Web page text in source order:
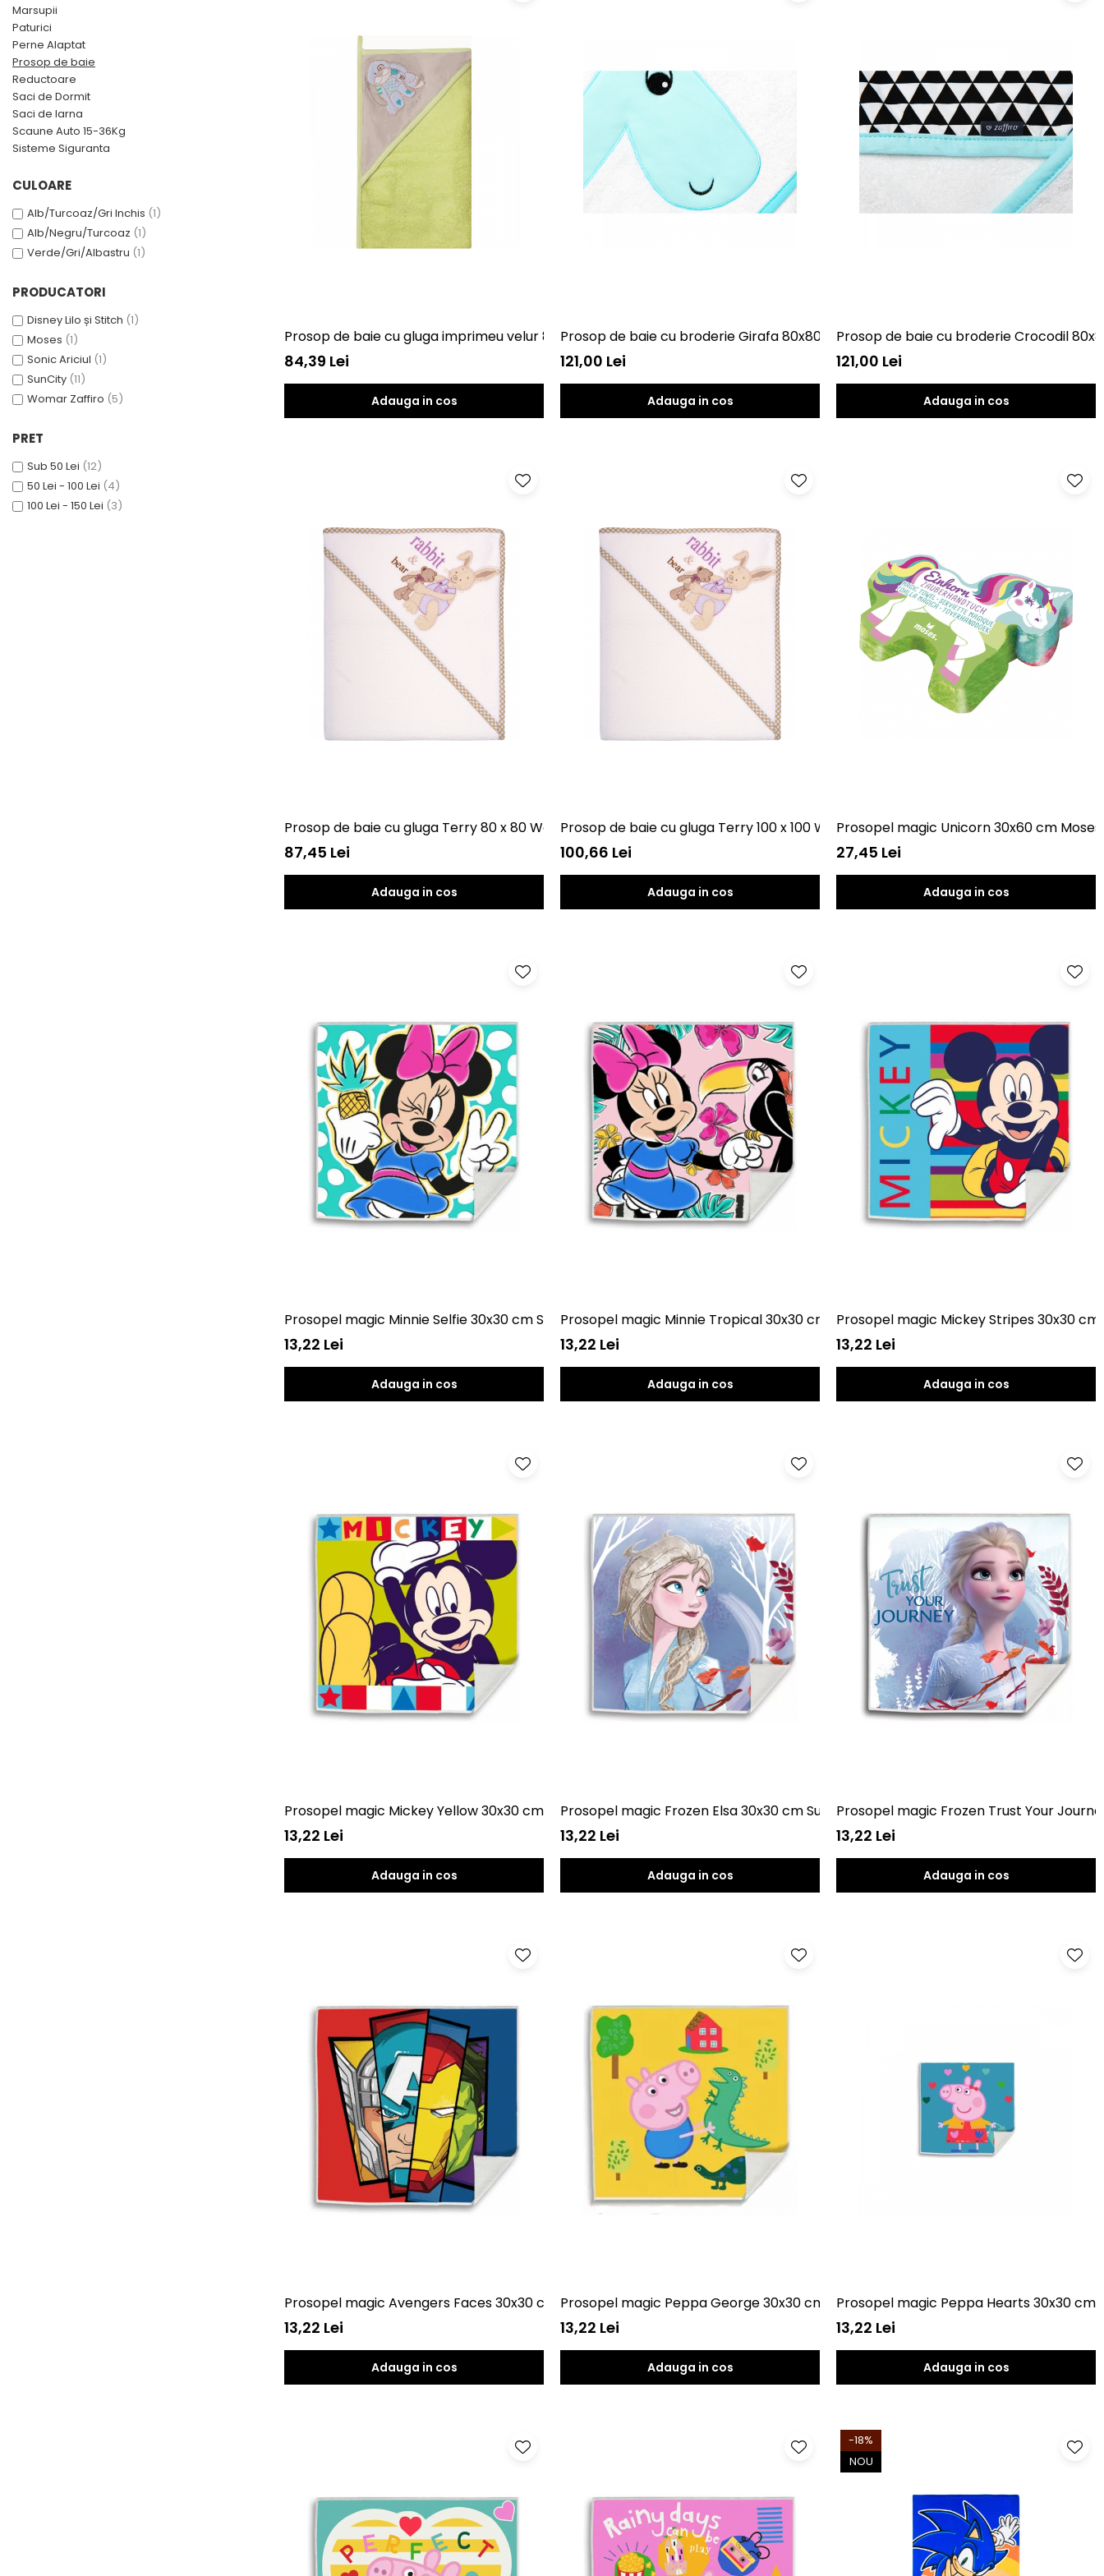
Marsupii
Paturici
Perne Alaptat
Prosop de baie
Reductoare
Saci de Dormit
Saci de Iarna
Scaune Auto 15-36Kg
Sisteme Siguranta
CULOARE
Alb/Turcoaz/Gri Inchis (1)
Alb/Negru/Turcoaz (1)
Verde/Gri/Albastru (1)
PRODUCATORI
Disney Lilo și Stitch (1)
Moses (1)
Sonic Ariciul (1)
SunCity (11)
Womar Zaffiro (5)
PRET
Sub 50 Lei (12)
50 Lei - 100 Lei (4)
100 Lei - 150 Lei (3)
Prosop de baie cu gluga imprimeu velur 80 x 80 cm Womar Zaffiro AN-OW-01
84,39 Lei
Adauga in cos
Prosop de baie cu broderie Girafa 80x80 Womar Zaffiro AN-ZG-80
121,00 Lei
Adauga in cos
Prosop de baie cu broderie Crocodil
121,00 Lei
Adauga in cos
Prosop de baie cu gluga Terry 80 x 80 Womar Zaffiro AN-TR-80
87,45 Lei
Adauga in cos
Prosop de baie cu gluga Terry 100 x 100 Womar Zaffiro AN-TR-100
100,66 Lei
Adauga in cos
Prosopel magic Unicorn 30x60 cm Moses
27,45 Lei
Adauga in cos
Prosopel magic Minnie Selfie 30x30 cm SunCity EWA21059WDA
13,22 Lei
Adauga in cos
Prosopel magic Minnie Tropical 30x30 cm SunCity EWA21059WDB
13,22 Lei
Adauga in cos
Prosopel magic Mickey Stripes 30x30 cm
13,22 Lei
Adauga in cos
Prosopel magic Mickey Yellow 30x30 cm SunCity EWA21059WDD
13,22 Lei
Adauga in cos
Prosopel magic Frozen Elsa 30x30 cm SunCity EWA21066WDA
13,22 Lei
Adauga in cos
Prosopel magic Frozen Trust Your
13,22 Lei
Adauga in cos
Prosopel magic Avengers Faces 30x30 cm SunCity EWA15744MVD
13,22 Lei
Adauga in cos
Prosopel magic Peppa George 30x30 cm SunCity EWA17033PPA
13,22 Lei
Adauga in cos
Prosopel magic Peppa Hearts 30x30 cm
13,22 Lei
Adauga in cos
-18%
NOU